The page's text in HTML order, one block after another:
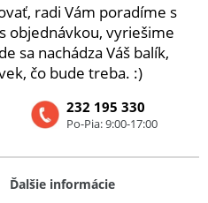
radi Vám poradíme s
objednávkou, vyriešime
sa nachádza Váš balík,
čo bude treba. :)
232 195 330
Po-Pia: 9:00-17:00
Ďalšie informácie